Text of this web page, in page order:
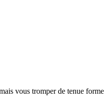
vous tromper de tenue